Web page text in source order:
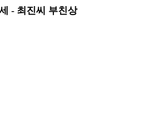
- 최진씨 부친상